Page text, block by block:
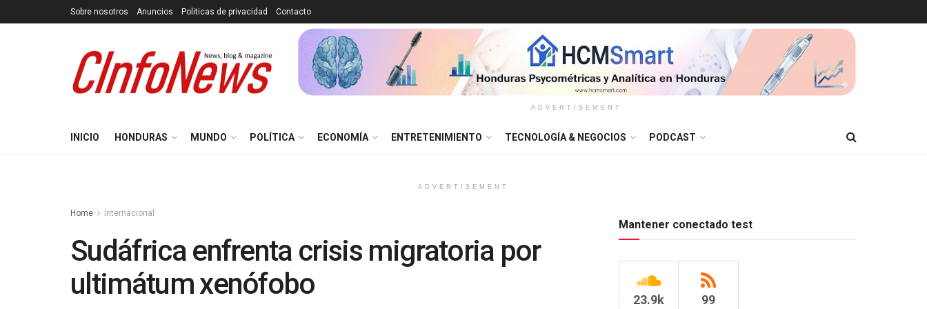
Sobre nosotros Anuncios Politicas de privacidad Contacto
ADVERTISEMENT
INICIO HONDURAS MUNDO POLÍTICA ECONOMÍA ENTRETENIMIENTO TECNOLOGÍA & NEGOCIOS PODCAST
ADVERTISEMENT
Home Internacional
Sudáfrica enfrenta crisis migratoria por
ultimátum xenófobo
Mantener conectado test
23.9k 99